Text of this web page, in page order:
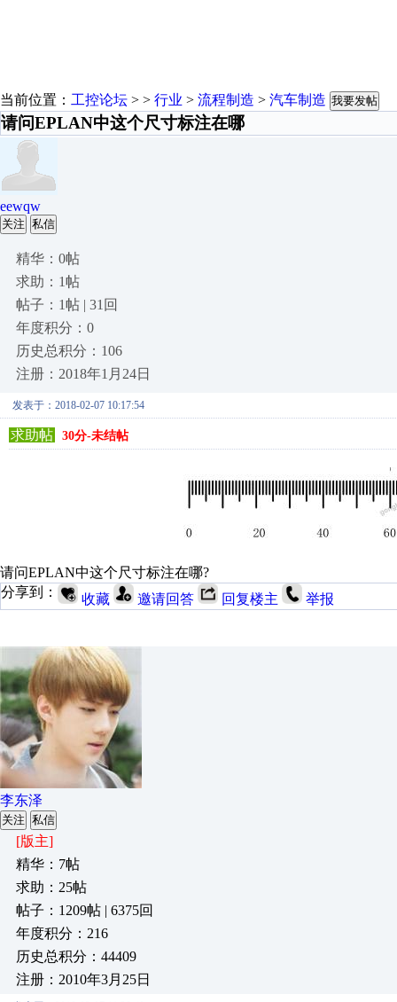
当前位置： 工控论坛 > > 行业 > 流程制造 > 汽车制造 我要发帖
请问EPLAN中这个尺寸标注在哪
eewqw
关注 私信
精华：0帖
求助：1帖
帖子：1帖 | 31回
年度积分：0
历史总积分：106
注册：2018年1月24日
发表于：2018-02-07 10:17:54
求助帖 30分-未结帖
请问EPLAN中这个尺寸标注在哪?
分享到：
收藏 邀请回答 回复楼主 举报
李东泽
关注 私信
[版主]
精华：7帖
求助：25帖
帖子：1209帖 | 6375回
年度积分：216
历史总积分：44409
注册：2010年3月25日